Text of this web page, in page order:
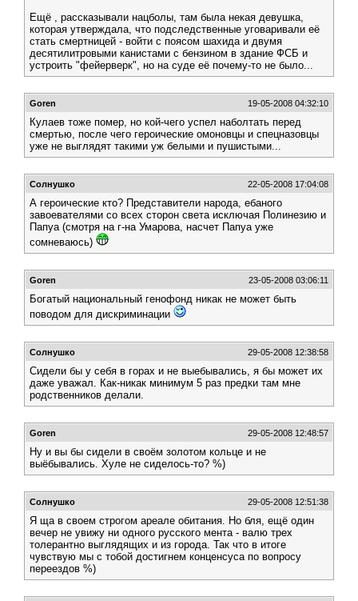
Ещё , рассказывали нацболы, там была некая девушка,
которая утверждала, что подследственные уговаривали её
стать смертницей - войти с поясом шахида и двумя
десятилитровыми канистами с бензином в здание ФСБ и
устроить "фейерверк", но на суде её почему-то не было...
Goren 19-05-2008 04:32:10
Кулаев тоже помер, но кой-чего успел наболтать перед
смертью, после чего героические омоновцы и спецназовцы
уже не выглядят такими уж белыми и пушистыми...
Солнушко 22-05-2008 17:04:08
А героические кто? Представители народа, ебаного
завоевателями со всех сторон света исключая Полинезию и
Папуа (смотря на г-на Умарова, насчет Папуа уже
сомневаюсь)
Goren 23-05-2008 03:06:11
Богатый национальный генофонд никак не может быть
поводом для дискриминации
Солнушко 29-05-2008 12:38:58
Сидели бы у себя в горах и не выебывались, я бы может их
даже уважал. Как-никак минимум 5 раз предки там мне
родственников делали.
Goren 29-05-2008 12:48:57
Ну и вы бы сидели в своём золотом кольце и не
выёбывались. Хуле не сиделось-то? %)
Солнушко 29-05-2008 12:51:38
Я ща в своем строгом ареале обитания. Но бля, ещё один
вечер не увижу ни одного русского мента - валю трех
толерантно выглядящих и из города. Так что в итоге
чувствую мы с тобой достигнем конценсуса по вопросу
переездов %)